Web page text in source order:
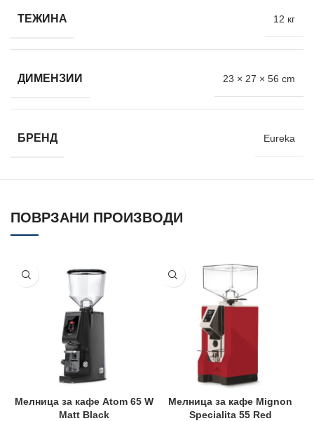
ТЕЖИНА 12 кг
ДИМЕНЗИИ 23 × 27 × 56 cm
БРЕНД Eureka
ПОВРЗАНИ ПРОИЗВОДИ
Мелница за кафе Atom 65 W
Matt Black
Мелница за кафе Mignon
Specialita 55 Red